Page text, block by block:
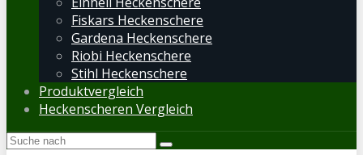
Fiskars Heckenschere
Gardena Heckenschere
Riobi Heckenschere
Stihl Heckenschere
Produktvergleich
Heckenscheren Vergleich